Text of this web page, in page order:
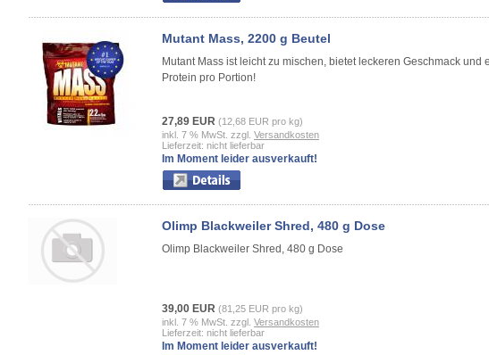
Mutant Mass, 2200 g Beutel
Mutant Mass ist leicht zu mischen, bietet leckeren Geschmack und
Protein pro Portion!
27,89 EUR (12,68 EUR pro kg)
inkl. 7 % MwSt. zzgl. Versandkosten
Lieferzeit: nicht lieferbar
Im Moment leider ausverkauft!
Olimp Blackweiler Shred, 480 g Dose
Olimp Blackweiler Shred, 480 g Dose
39,00 EUR (81,25 EUR pro kg)
inkl. 7 % MwSt. zzgl. Versandkosten
Lieferzeit: nicht lieferbar
Im Moment leider ausverkauft!